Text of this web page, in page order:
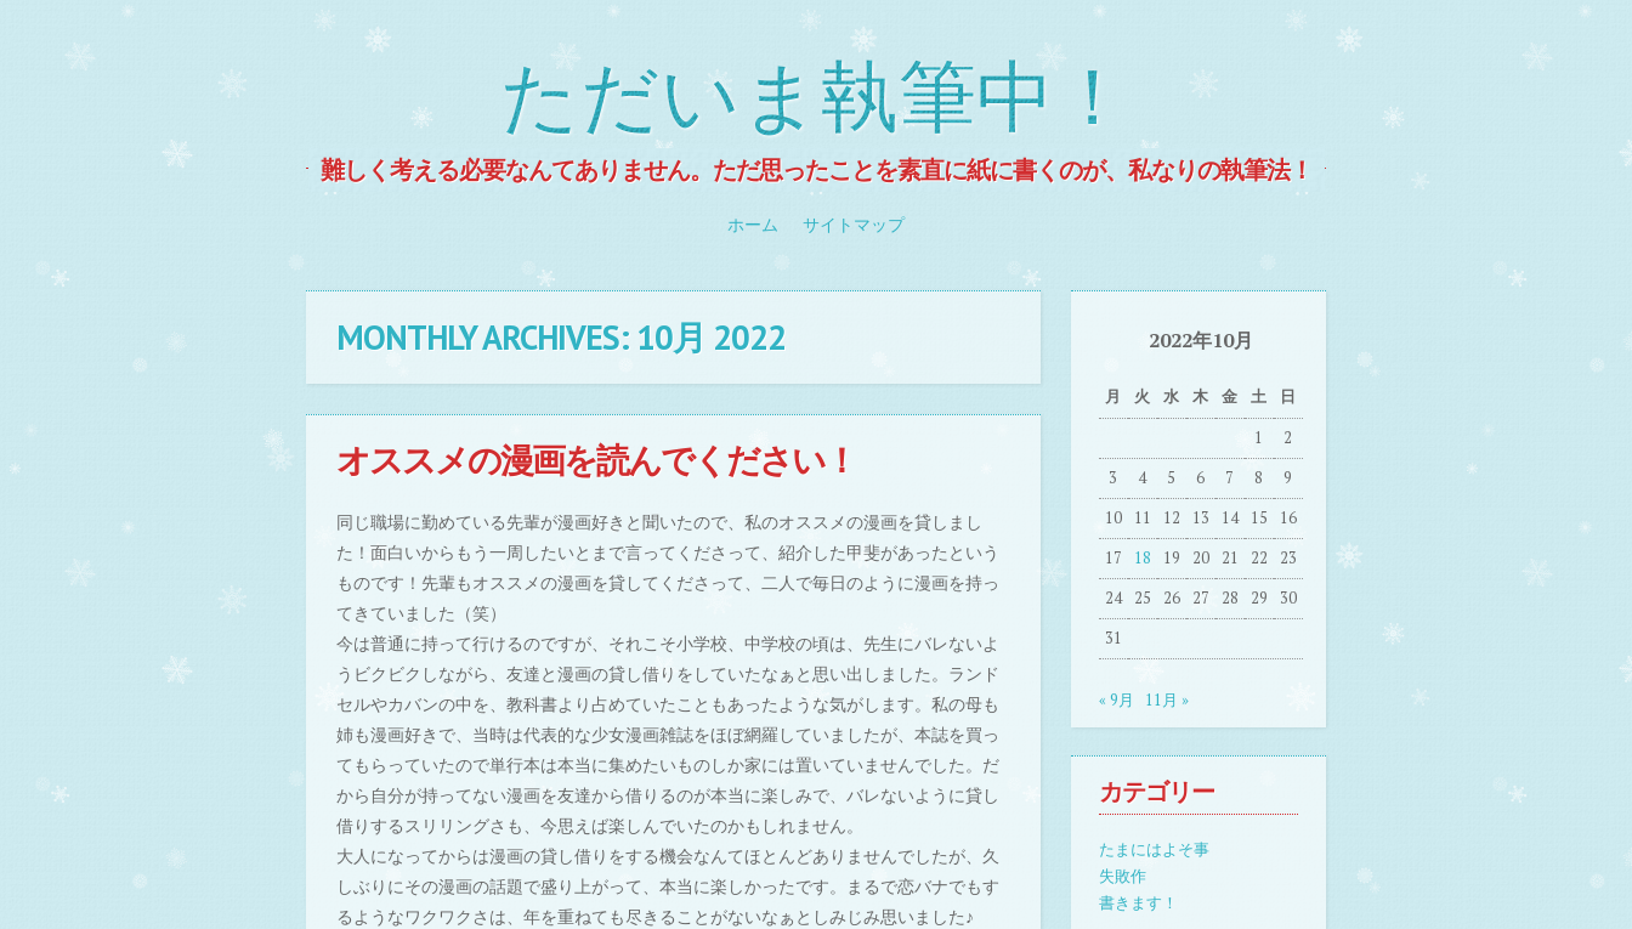
ただいま執筆中！
難しく考える必要なんてありません。ただ思ったことを素直に紙に書くのが、私なりの執筆法！
ホーム サイトマップ
MONTHLY ARCHIVES:10月 2022
オススメの漫画を読んでください！
同じ職場に勤めている先輩が漫画好きと聞いたので、私のオススメの漫画を貸しまし
た！面白いからもう一周したいとまで言ってくださって、紹介した甲斐があったという
ものです！先輩もオススメの漫画を貸してくださって、二人で毎日のように漫画を持っ
てきていました（笑）
今は普通に持って行けるのですが、それこそ小学校、中学校の頃は、先生にバレないよ
うビクビクしながら、友達と漫画の貸し借りをしていたなぁと思い出しました。ランド
セルやカバンの中を、教科書より占めていたこともあったような気がします。私の母も
姉も漫画好きで、当時は代表的な少女漫画雑誌をほぼ網羅していましたが、本誌を買っ
てもらっていたので単行本は本当に集めたいものしか家には置いていませんでした。だ
から自分が持ってない漫画を友達から借りるのが本当に楽しみで、バレないように貸し
借りするスリリングさも、今思えば楽しんでいたのかもしれません。
大人になってからは漫画の貸し借りをする機会なんてほとんどありませんでしたが、久
しぶりにその漫画の話題で盛り上がって、本当に楽しかったです。まるで恋バナでもす
るようなワクワクさは、年を重ねても尽きることがないなぁとしみじみ思いました♪
2022年10月
月 火 水 木 金 土 日
1
2
3
4 5 6 7 8
9
10
11 12 13 14 15
16
17
18 19 20 21 22
23
24
25 26 27 28 29
30
31
« 9月 11月 »
カテゴリー
たまにはよそ事
失敗作
書きます！